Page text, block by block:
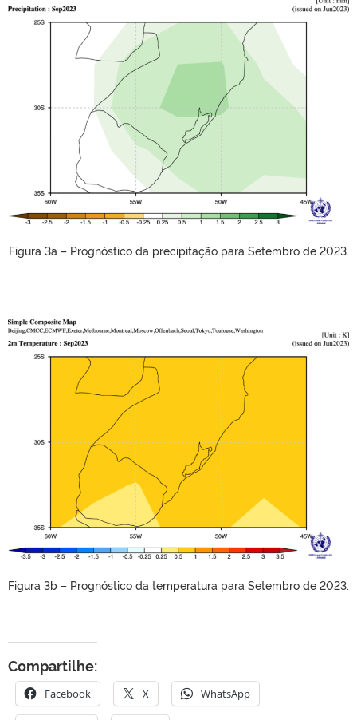
Figura 3a – Prognóstico da precipitação para Setembro de 2023.
Figura 3b – Prognóstico da temperatura para Setembro de 2023.
Compartilhe:
Facebook X WhatsApp